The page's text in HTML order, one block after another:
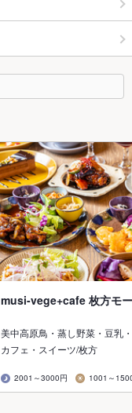
musi-vege+cafe 枚方モ
美中高原鳥・蒸し野菜・豆乳
カフェ・スイーツ/枚方
2001～3000円 1001～